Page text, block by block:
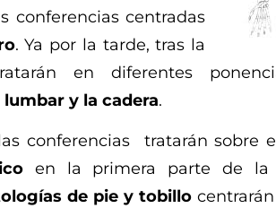
conferencias centradas
. Ya por la tarde, tras la
en diferentes
y la cadera.
conferencias tratarán sobre
en la primera parte de la
de pie y tobillocentrarán